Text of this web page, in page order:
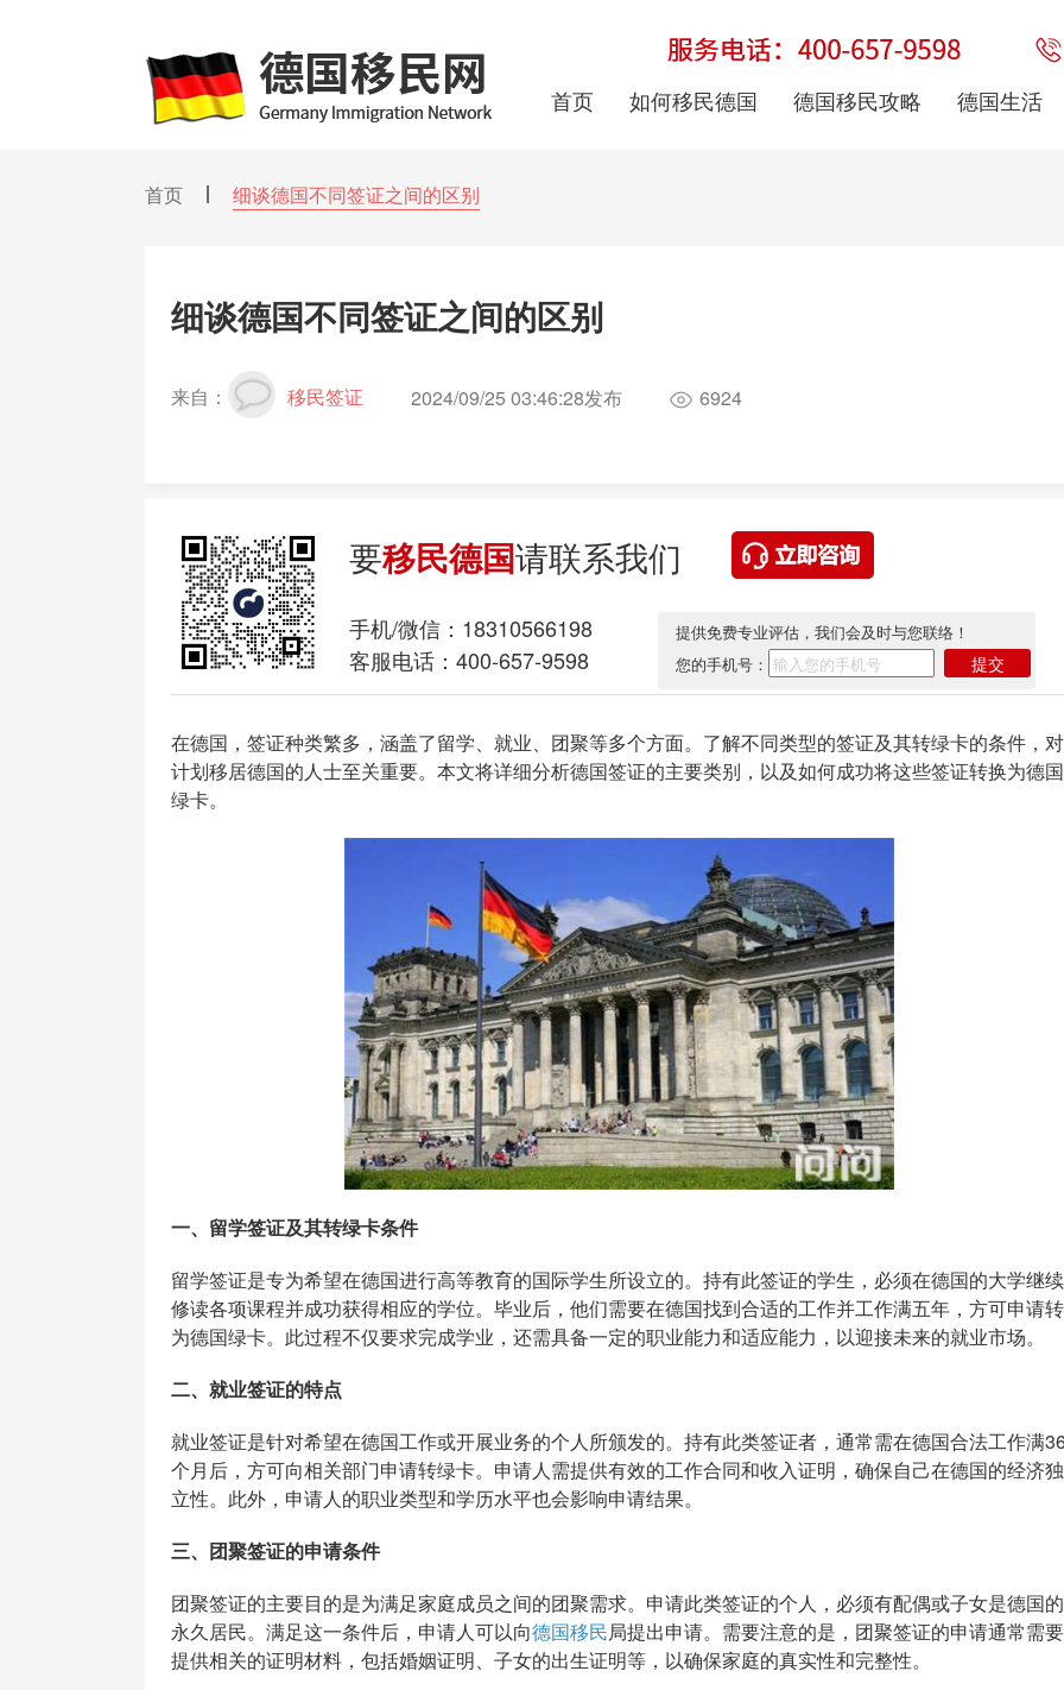
首页 如何移民德国 德国移民攻略 德国生活
首页 细谈德国不同签证之间的区别
细谈德国不同签证之间的区别
来自： 移民签证 2024/09/25 03:46:28发布 6924
要移民德国请联系我们
手机/微信： 18310566198
客服电话：400-657-9598
提供免费专业评估，我们会及时与您联络！
您的手机号：
提交
在德国，签证种类繁多，涵盖了留学、就业、团聚等多个方面。了解不同类型的签证及其转绿卡的条件，对
计划移居德国的人士至关重要。本文将详细分析德国签证的主要类别，以及如何成功将这些签证转换为德国
绿卡。
一、留学签证及其转绿卡条件
留学签证是专为希望在德国进行高等教育的国际学生所设立的。持有此签证的学生，必须在德国的大学继续
修读各项课程并成功获得相应的学位。毕业后，他们需要在德国找到合适的工作并工作满五年，方可申请转
为德国绿卡。此过程不仅要求完成学业，还需具备一定的职业能力和适应能力，以迎接未来的就业市场。
二、就业签证的特点
就业签证是针对希望在德国工作或开展业务的个人所颁发的。持有此类签证者，通常需在德国合法工作满
个月后，方可向相关部门申请转绿卡。申请人需提供有效的工作合同和收入证明，确保自己在德国的经济独
立性。此外，申请人的职业类型和学历水平也会影响申请结果。
三、团聚签证的申请条件
团聚签证的主要目的是为满足家庭成员之间的团聚需求。申请此类签证的个人，必须有配偶或子女是德国的
永久居民。满足这一条件后，申请人可以向德国移民局提出申请。需要注意的是，团聚签证的申请通常需要
提供相关的证明材料，包括婚姻证明、子女的出生证明等，以确保家庭的真实性和完整性。